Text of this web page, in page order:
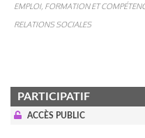
EMPLOI, FORMATION ET
RELATIONS SOCIALES
PARTICIPATIF
ACCÈS PUBLIC